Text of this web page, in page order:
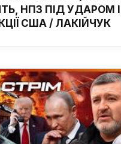
НПЗ ПІД УДАРОМ І
США / ЛАКІЙЧУК